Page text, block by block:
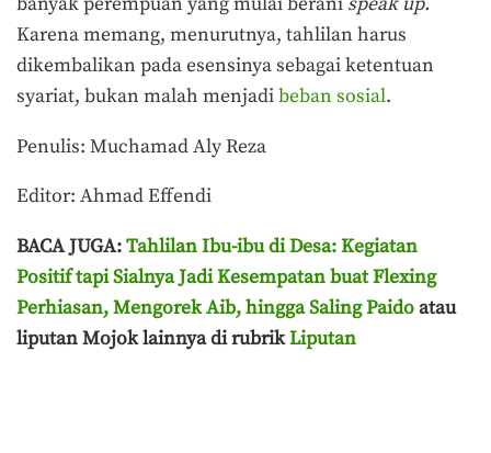
Karena memang, menurutnya, tahlilan harus
dikembalikan pada esensinya sebagai ketentuan
syariat, bukan malah menjadibeban sosial.
Penulis: Muchamad Aly Reza
Editor: Ahmad Effendi
BACA JUGA:Tahlilan Ibu-ibu di Desa: Kegiatan
Positif tapi Sialnya Jadi Kesempatan buat Flexing
Perhiasan, Mengorek Aib, hingga Saling Paidoatau
liputan Mojok lainnya di rubrikLiputan